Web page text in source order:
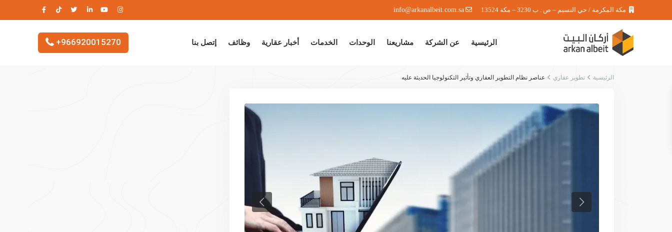
info@arkanalbeit.com.sa مكة المكرمة / حي النسيم – ص . ب 3230 – مكة 13524
الرئيسية عن الشركة مشاريعنا الوحدات الخدمات أخبار عقارية وظائف إتصل بنا +966920015270
الرئيسية تطوير عقاري عناصر نظام التطوير العقاري وتأثير التكنولوجيا الحديثة عليه